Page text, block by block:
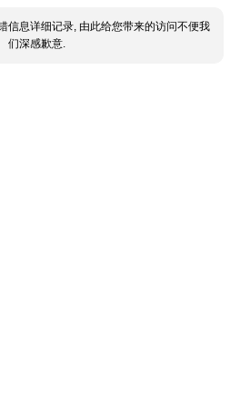
信息详细记录, 由此给您带来的访问不便我
们深感歉意.